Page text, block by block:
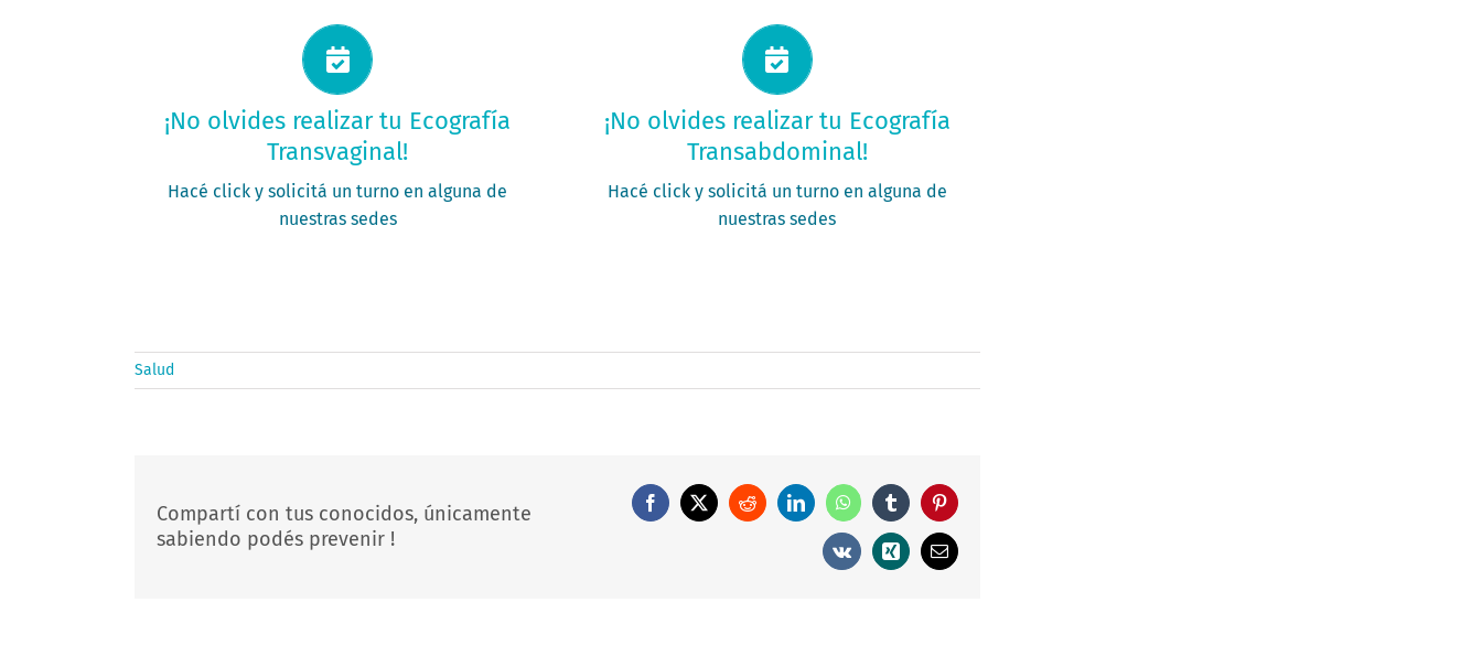
¡No olvides realizar tu Ecografía
Transvaginal!
Hacé click y solicitá un turno en alguna de
nuestras sedes
Solicitá tu turno ahora
PEDÍ TU TURNO
¡No olvides realizar tu Ecografía
Transabdominal!
Hacé click y solicitá un turno en alguna de
nuestras sedes
Solicitá tu turno ahora
PEDÍ TU TURNO
Salud
Compartí con tus conocidos, únicamente
sabiendo podés prevenir !
Facebook
X RedditLinkedInWhatsAppTumblrPinterest
Vk Xing
Correo
electrónico